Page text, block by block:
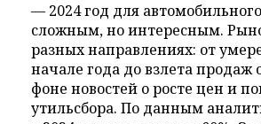
— 2024 год для
сложным, но интересным.
разных направлениях: от
начале года до взлета продаж
фоне новостей о росте цен и
утильсбора. По данным